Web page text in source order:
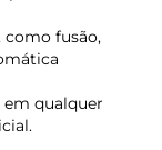
como fusão,
qualquer